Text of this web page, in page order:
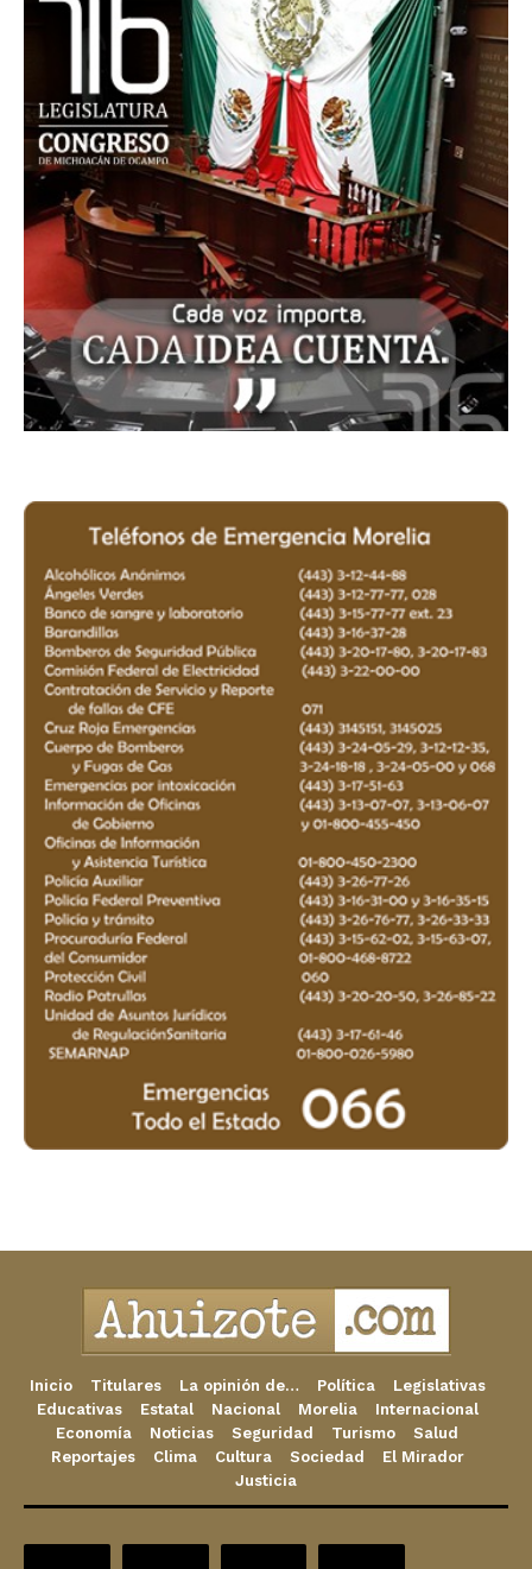
Inicio Titulares La opinión de… Política
Legislativas
Educativas
Estatal Nacional Morelia
Internacional
Economía
Noticias Seguridad Turismo
Salud
Reportajes
Clima Cultura Sociedad
El Mirador
Justicia